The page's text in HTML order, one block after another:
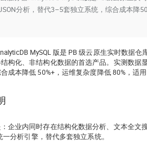
分析，替代3–5套独立系统，综合成本降
MySQL 版是 PB 级云原生实时数据仓
构化、非结构化数据的首选产品。实测数据
成本降低 50%+，运维复杂度降低 80%，适
企业内同时存在结构化数据分析、文本全文
一分析引擎，替代多套独立系统。